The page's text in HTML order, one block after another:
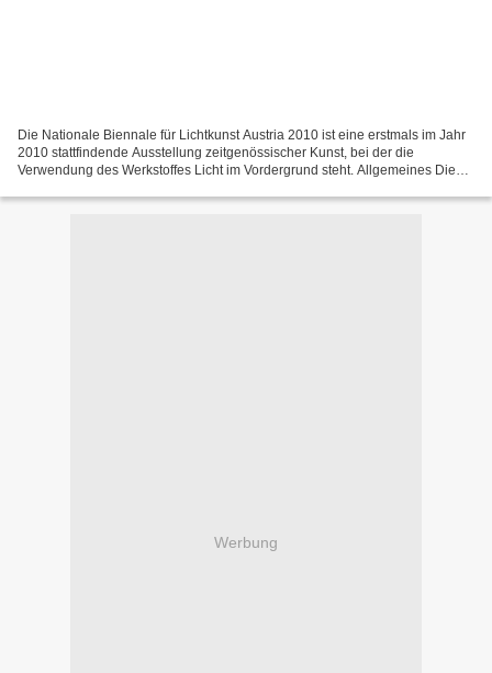
Die Nationale Biennale für Lichtkunst Austria 2010 ist eine erstmals im Jahr
2010 stattfindende Ausstellung zeitgenössischer Kunst, bei der die
Verwendung des Werkstoffes Licht im Vordergrund steht. Allgemeines Die
Werbung